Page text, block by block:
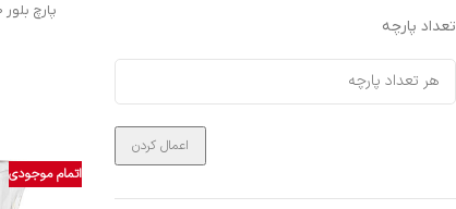
تعداد پارچه
اعمال کردن
اتمام موجودی